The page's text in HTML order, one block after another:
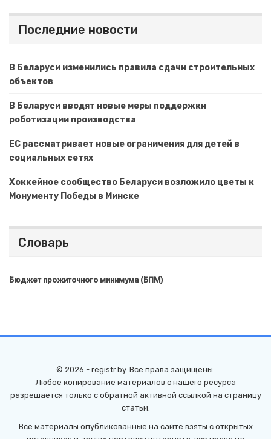
Последние новости
В Беларуси изменились правила сдачи строительных
объектов
В Беларуси вводят новые меры поддержки
роботизации производства
ЕС рассматривает новые ограничения для детей в
социальных сетях
Хоккейное сообщество Беларуси возложило цветы к
Монументу Победы в Минске
Словарь
Бюджет прожиточного минимума (БПМ)
© 2026 - registr.by. Все права защищены.
Любое копирование материалов с нашего ресурса
разрешается только с обратной активной ссылкой на страницу
статьи.
Все материалы опубликованные на сайте взяты с открытых